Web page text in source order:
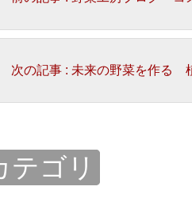
次の記事 : 未来の野菜を作
テゴリ